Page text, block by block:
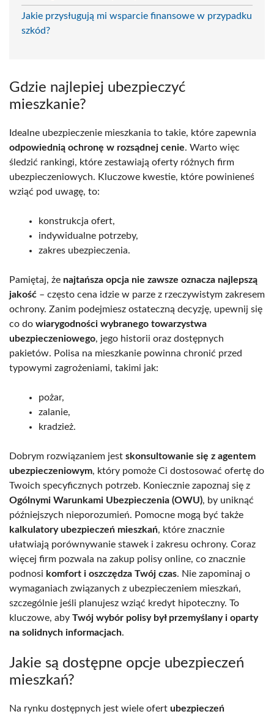
Jakie przysługują mi wsparcie finansowe w przypadku
szkód?
Gdzie najlepiej ubezpieczyć
mieszkanie?
Idealne ubezpieczenie mieszkania to takie, które zapewnia
odpowiednią ochronę w rozsądnej cenie. Warto więc
śledzić rankingi, które zestawiają oferty różnych firm
ubezpieczeniowych. Kluczowe kwestie, które powinieneś
wziąć pod uwagę, to:
konstrukcja ofert,
indywidualne potrzeby,
zakres ubezpieczenia.
Pamiętaj, że najtańsza opcja nie zawsze oznacza najlepszą
jakość – często cena idzie w parze z rzeczywistym zakresem
ochrony. Zanim podejmiesz ostateczną decyzję, upewnij się
co do wiarygodności wybranego towarzystwa
ubezpieczeniowego, jego historii oraz dostępnych
pakietów. Polisa na mieszkanie powinna chronić przed
typowymi zagrożeniami, takimi jak:
pożar,
zalanie,
kradzież.
Dobrym rozwiązaniem jest skonsultowanie się z agentem
ubezpieczeniowym, który pomoże Ci dostosować ofertę do
Twoich specyficznych potrzeb. Koniecznie zapoznaj się z
Ogólnymi Warunkami Ubezpieczenia (OWU), by uniknąć
późniejszych nieporozumień. Pomocne mogą być także
kalkulatory ubezpieczeń mieszkań, które znacznie
ułatwiają porównywanie stawek i zakresu ochrony. Coraz
więcej firm pozwala na zakup polisy online, co znacznie
podnosi komfort i oszczędza Twój czas. Nie zapominaj o
wymaganiach związanych z ubezpieczeniem mieszkań,
szczególnie jeśli planujesz wziąć kredyt hipoteczny. To
kluczowe, aby Twój wybór polisy był przemyślany i oparty
na solidnych informacjach.
Jakie są dostępne opcje ubezpieczeń
mieszkań?
Na rynku dostępnych jest wiele ofert ubezpieczeń